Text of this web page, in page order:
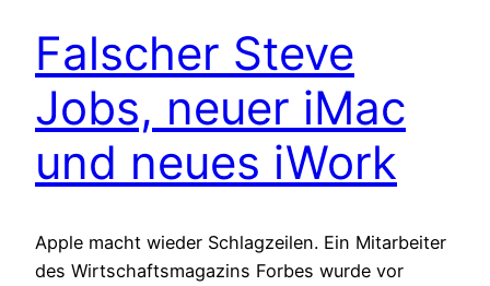
Falscher Steve
Jobs, neuer iMac
und neues iWork
Apple macht wieder Schlagzeilen. Ein Mitarbeiter
des Wirtschaftsmagazins Forbes wurde vor